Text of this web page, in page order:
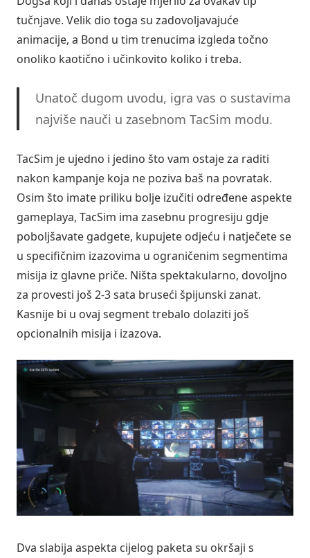
tučnjave. Velik dio toga su zadovoljavajuće
animacije, a Bond u tim trenucima izgleda točno
onoliko kaotično i učinkovito koliko i treba.
Unatoč dugom uvodu, igra vas o sustavima
najviše nauči u zasebnom TacSim modu.
TacSim je ujedno i jedino što vam ostaje za raditi
nakon kampanje koja ne poziva baš na povratak.
Osim što imate priliku bolje izučiti određene aspekte
gameplaya, TacSim ima zasebnu progresiju gdje
poboljšavate gadgete, kupujete odjeću i natječete se
u specifičnim izazovima u ograničenim segmentima
misija iz glavne priče. Ništa spektakularno, dovoljno
za provesti još 2-3 sata bruseći špijunski zanat.
Kasnije bi u ovaj segment trebalo dolaziti još
opcionalnih misija i izazova.
Dva slabija aspekta cijelog paketa su okršaji s